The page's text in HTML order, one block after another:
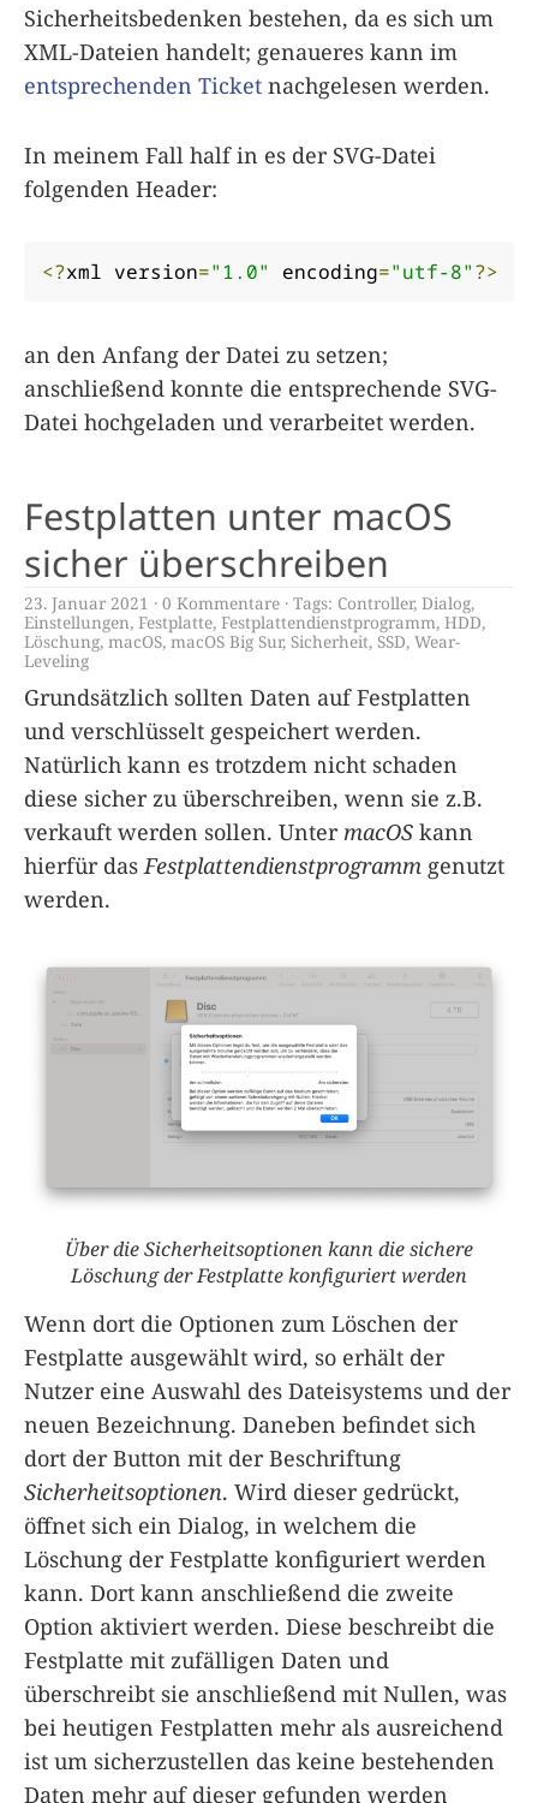
Sicherheitsbedenken bestehen, da es sich um
XML-Dateien handelt; genaueres kann im
entsprechenden Ticket nachgelesen werden.
In meinem Fall half in es der SVG-Datei
folgenden Header:
<?xml version="1.0" encoding="utf-8"?>
an den Anfang der Datei zu setzen;
anschließend konnte die entsprechende SVG-
Datei hochgeladen und verarbeitet werden.
Festplatten unter macOS
sicher überschreiben
23. Januar 2021 0 Kommentare Tags: Controller, Dialog,
Einstellungen, Festplatte, Festplattendienstprogramm, HDD,
Löschung,macOS,macOS Big Sur, Sicherheit, SSD, Wear-
Leveling
Grundsätzlich sollten Daten auf Festplatten
und verschlüsselt gespeichert werden.
Natürlich kann es trotzdem nicht schaden
diese sicher zu überschreiben, wenn sie z.B.
verkauft werden sollen. Unter macOS kann
hierfür das Festplattendienstprogramm genutzt
werden.
Über die Sicherheitsoptionen kann die sichere
Löschung der Festplatte konfiguriert werden
Wenn dort die Optionen zum Löschen der
Festplatte ausgewählt wird, so erhält der
Nutzer eine Auswahl des Dateisystems und der
neuen Bezeichnung. Daneben befindet sich
dort der Button mit der Beschriftung
Sicherheitsoptionen. Wird dieser gedrückt,
öffnet sich ein Dialog, in welchem die
Löschung der Festplatte konfiguriert werden
kann. Dort kann anschließend die zweite
Option aktiviert werden. Diese beschreibt die
Festplatte mit zufälligen Daten und
überschreibt sie anschließend mit Nullen, was
bei heutigen Festplatten mehr als ausreichend
ist um sicherzustellen das keine bestehenden
Daten mehr auf dieser gefunden werden